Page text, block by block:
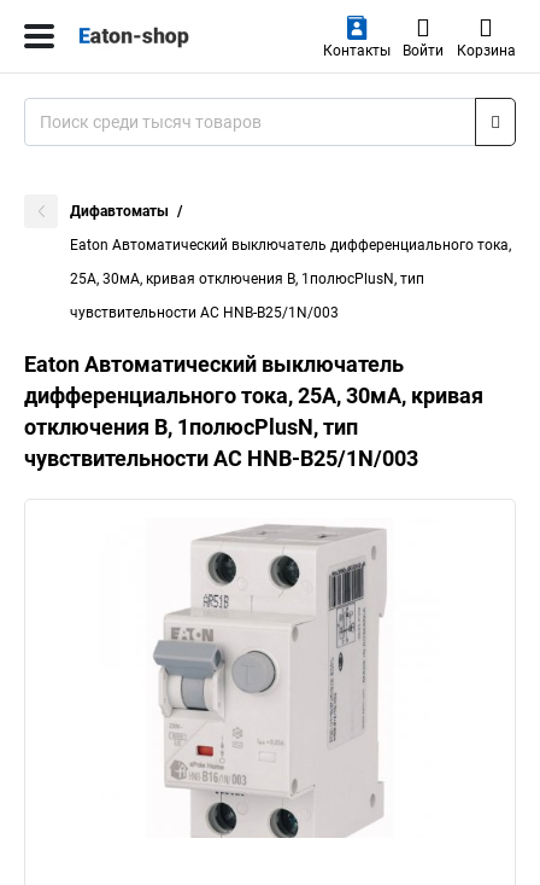
Контакты Войти Корзина
Дифавтоматы
Eaton Автоматический выключатель дифференциального тока,
25A, 30мА, кривая отключения B, 1полюсPlusN, тип
чувствительности AC HNB-B25/1N/003
Eaton Автоматический выключатель
дифференциального тока, 25A, 30мА, кривая
отключения B, 1полюсPlusN, тип
чувствительности AC HNB-B25/1N/003